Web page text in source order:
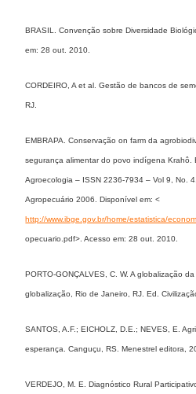
BRASIL. Convenção sobre Diversidade
em: 28 out. 2010.
CORDEIRO, A et al. Gestão de bancos de
RJ.
EMBRAPA. Conservação on farm da
segurança alimentar do povo indígena Krahô.
Agroecologia – ISSN 2236-7934 – Vol 9, No.
Agropecuário 2006. Disponível em: <
http://www.ibge.gov.br/home/estatistica/
opecuario.pdf>. Acesso em: 28 out. 2010.
PORTO-GONÇALVES, C. W. A globalização
globalização, Rio de Janeiro, RJ. Ed.
SANTOS, A.F.; EICHOLZ, D.E.; NEVES, E.
esperança. Canguçu, RS. Menestrel editora,
VERDEJO, M. E. Diagnóstico Rural